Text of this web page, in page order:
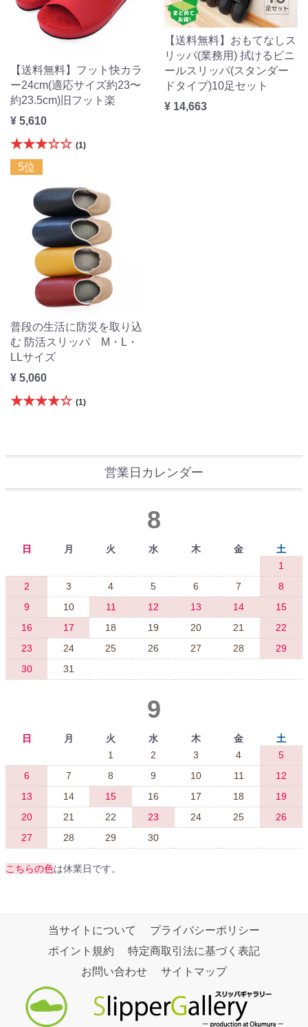
【送料無料】フット快カラ
ー24cm(適応サイズ約23〜
約23.5cm)旧フット楽
¥ 5,610
★★★☆☆ (1)
【送料無料】おもてなしス
リッパ(業務用) 拭けるビニ
ールスリッパ(スタンダー
ドタイプ)10足セット
¥ 14,663
5位
普段の生活に防災を取り込
む 防活スリッパ M・L・
LLサイズ
¥ 5,060
★★★★☆ (1)
営業日カレンダー
8
日 月 火 水 木 金
土
1
2
3 4 5 6 7
8
9
10 11 12 13 14
15
16
17 18 19 20 21
22
23
24 25 26 27 28
29
30
31
9
日 月 火 水 木 金
土
1
2 3 4
5
6
7 8 9 10 11
12
13
14 15 16 17 18
19
20
21 22 23 24 25
26
27
28 29 30
こちらの色は休業日です。
当サイトについて
プライバシーポリシー
ポイント規約
特定商取引法に基づく表記
お問い合わせ
サイトマップ